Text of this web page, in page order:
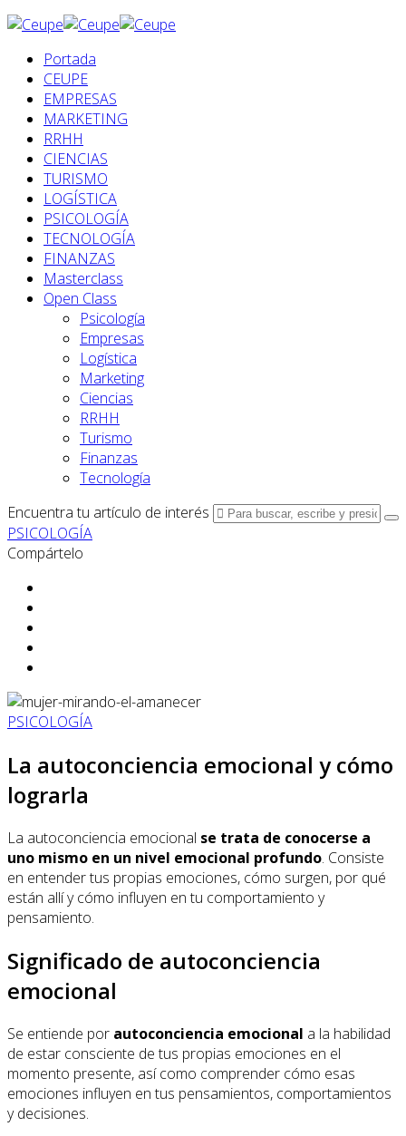
Portada
CEUPE
EMPRESAS
MARKETING
RRHH
CIENCIAS
TURISMO
LOGÍSTICA
PSICOLOGÍA
TECNOLOGÍA
FINANZAS
Masterclass
Open Class
Psicología
Empresas
Logística
Marketing
Ciencias
RRHH
Turismo
Finanzas
Tecnología
Encuentra tu artículo de interés
PSICOLOGÍA
Compártelo
PSICOLOGÍA
La autoconciencia emocional y cómo
lograrla
La autoconciencia emocional se trata de conocerse a
uno mismo en un nivel emocional profundo. Consiste
en entender tus propias emociones, cómo surgen, por qué
están allí y cómo influyen en tu comportamiento y
pensamiento.
Significado de autoconciencia
emocional
Se entiende por autoconciencia emocional a la habilidad
de estar consciente de tus propias emociones en el
momento presente, así como comprender cómo esas
emociones influyen en tus pensamientos, comportamientos
y decisiones.